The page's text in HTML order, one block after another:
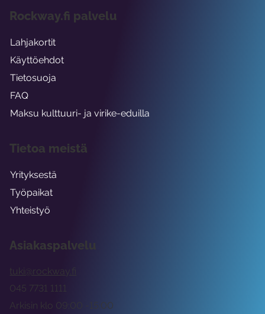
Asiakaspalvelu
tuki@rockway.fi
Arkisin klo 09:00 -15:00
045 7731 1111
Rockway.fi palvelu
Lahjakortit
Käyttöehdot
Tietosuoja
FAQ
Maksu kulttuuri- ja virike-eduilla
Tietoa meistä
Yrityksestä
Työpaikat
Yhteistyö